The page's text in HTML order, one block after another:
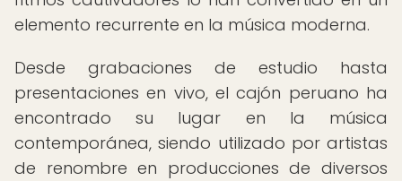
elemento recurrente en la música moderna.
Desde grabaciones de estudio hasta
presentaciones en vivo, el cajón peruano ha
encontrado su lugar en la música
contemporánea, siendo utilizado por artistas
de renombre en producciones de diversos